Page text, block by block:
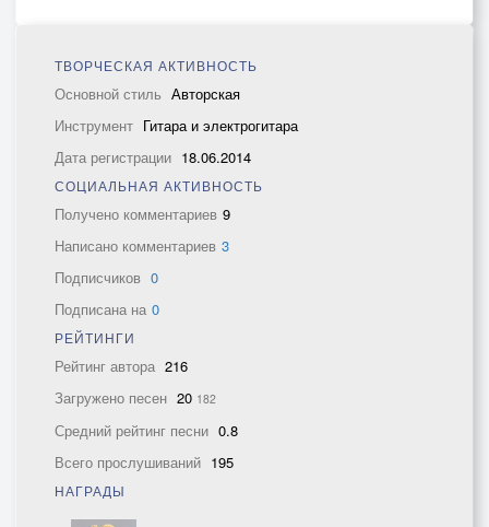
ТВОРЧЕСКАЯ АКТИВНОСТЬ
Основной стиль Авторская
Инструмент Гитара и электрогитара
Дата регистрации 18.06.2014
СОЦИАЛЬНАЯ АКТИВНОСТЬ
Получено комментариев 9
Написано комментариев 3
Подписчиков 0
Подписана на 0
РЕЙТИНГИ
Рейтинг автора 216
Загружено песен 20 182
Средний рейтинг песни 0.8
Всего прослушиваний 195
НАГРАДЫ